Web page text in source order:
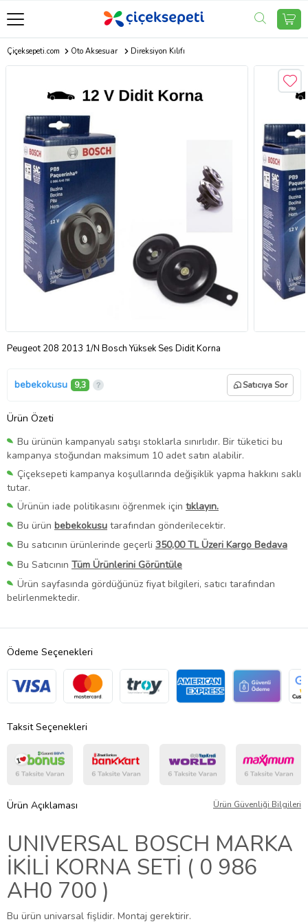
Çiçeksepeti.com Oto Aksesuar Direksiyon Kılıfı
Peugeot 208 2013 1/N Bosch Yüksek Ses Didit Korna
bebekokusu 9,3 Satıcıya Sor
Ürün Özeti
Bu ürünün kampanyalı satışı stoklarla sınırlıdır. Bir tüketici bu
kampanya stoğundan maksimum 10 adet satın alabilir.
Çiçeksepeti kampanya koşullarında değişiklik yapma hakkını saklı
tutar.
Ürünün iade politikasını öğrenmek için tıklayın.
Bu ürün bebekokusu tarafından gönderilecektir.
Bu satıcının ürünlerinde geçerli 350,00 TL Üzeri Kargo Bedava
Bu Satıcının Tüm Ürünlerini Görüntüle
Ürün sayfasında gördüğünüz fiyat bilgileri, satıcı tarafından
belirlenmektedir.
Ödeme Seçenekleri
Taksit Seçenekleri
Ürün Açıklaması Ürün Güvenliği Bilgileri
UNIVERSAL BOSCH MARKA
İKİLİ KORNA SETİ ( 0 986
AH0 700 )
Bu ürün univarsal fişlidir. Montaj gerektirir.